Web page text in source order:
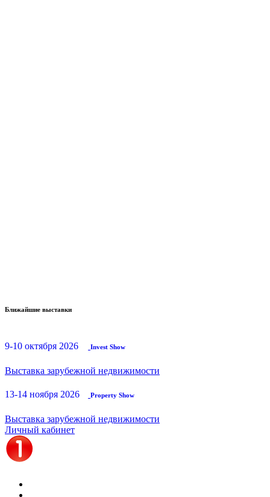
Ближайшие выставки
9-10 октября 2026 Invest Show
Выставка зарубежной недвижимости
13-14 ноября 2026 Property Show
Выставка зарубежной недвижимости
Личный кабинет